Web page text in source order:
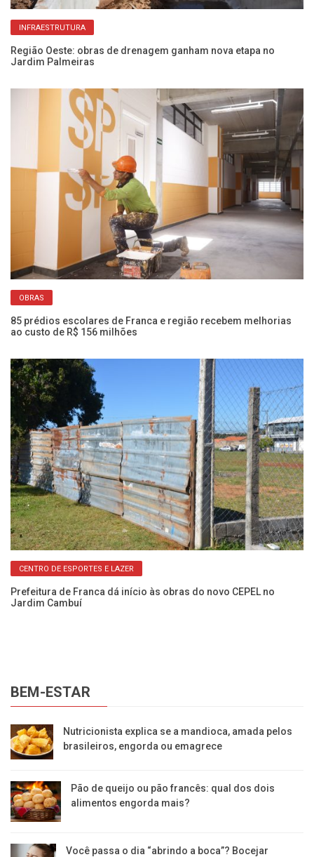
INFRAESTRUTURA
Região Oeste: obras de drenagem ganham nova etapa no
Jardim Palmeiras
OBRAS
85 prédios escolares de Franca e região recebem melhorias
ao custo de R$ 156 milhões
CENTRO DE ESPORTES E LAZER
Prefeitura de Franca dá início às obras do novo CEPEL no
Jardim Cambuí
BEM-ESTAR
Nutricionista explica se a mandioca, amada pelos
brasileiros, engorda ou emagrece
Pão de queijo ou pão francês: qual dos dois
alimentos engorda mais?
Você passa o dia “abrindo a boca”? Bocejar